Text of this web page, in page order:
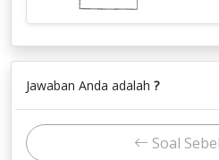
Jawaban Anda adalah ?
Soal